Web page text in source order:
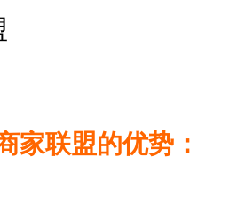
家联盟的优势：